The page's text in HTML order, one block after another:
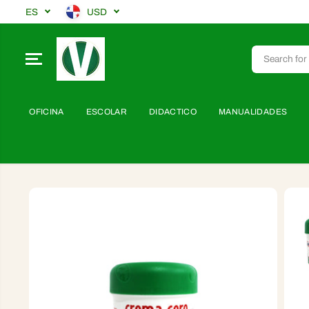
SALTAR AL
CONTENIDO
ES USD
OFICINA ESCOLAR DIDACTICO MANUALIDADES